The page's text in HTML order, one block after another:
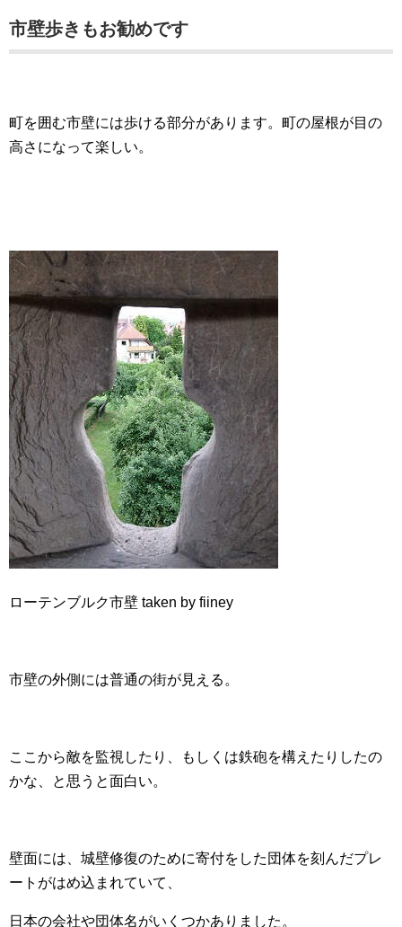
市壁歩きもお勧めです
町を囲む市壁には歩ける部分があります。町の屋根が目の
高さになって楽しい。
ローテンブルク市壁 taken by fiiney
市壁の外側には普通の街が見える。
ここから敵を監視したり、もしくは鉄砲を構えたりしたの
かな、と思うと面白い。
壁面には、城壁修復のために寄付をした団体を刻んだプレ
ートがはめ込まれていて、
日本の会社や団体名がいくつかありました。